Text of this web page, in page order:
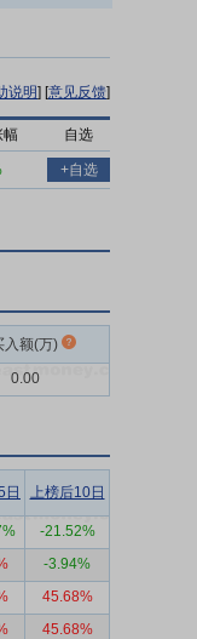
说明] [意见反馈]
幅 自选
+自选
入额(万)
0.00
日 上榜后10日
-21.52%
-3.94%
45.68%
45.68%